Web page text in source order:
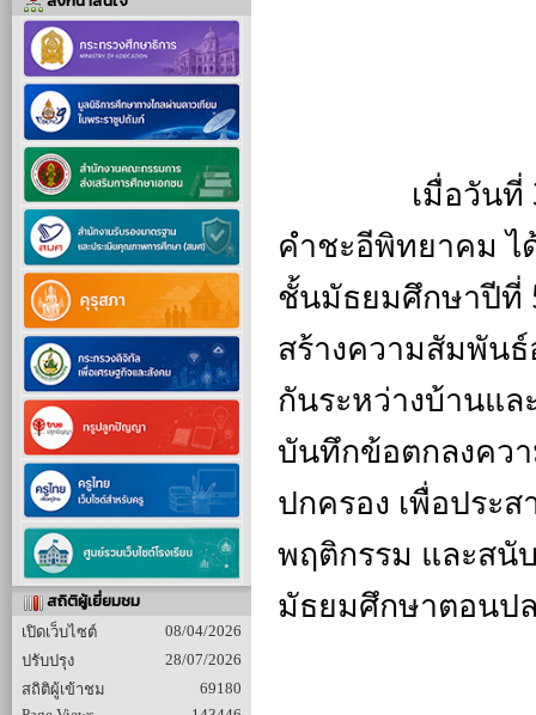
สถิติผู้เยี่ยมชม
เปิดเว็บไซต์
08/04/2026
ปรับปรุง
28/07/2026
สถิติผู้เข้าชม
69180
คำชะอีพิทยาคม ไ
ชั้นมัธยมศึกษาปีที่
สร้างความสัมพัน
กันระหว่างบ้านแล
บันทึกข้อตกลงควา
ปกครอง เพื่อประ
พฤติกรรม และสนั
มัธยมศึกษาตอนป